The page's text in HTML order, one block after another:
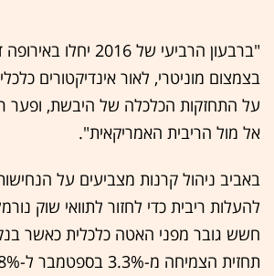
"ברבעון הרביעי של
בצמצום מוניטרי, לאור אינדיקטורים
על התחזקות הכלכלה של היבשת, ופער
אל מול הריבית האמריקאית".
באביב ניהול קרנות מצביעים על
להעלות ריבית כדי לחזור לתוואי שוק
חשש גובר מפני האטה כלכלית כאשר